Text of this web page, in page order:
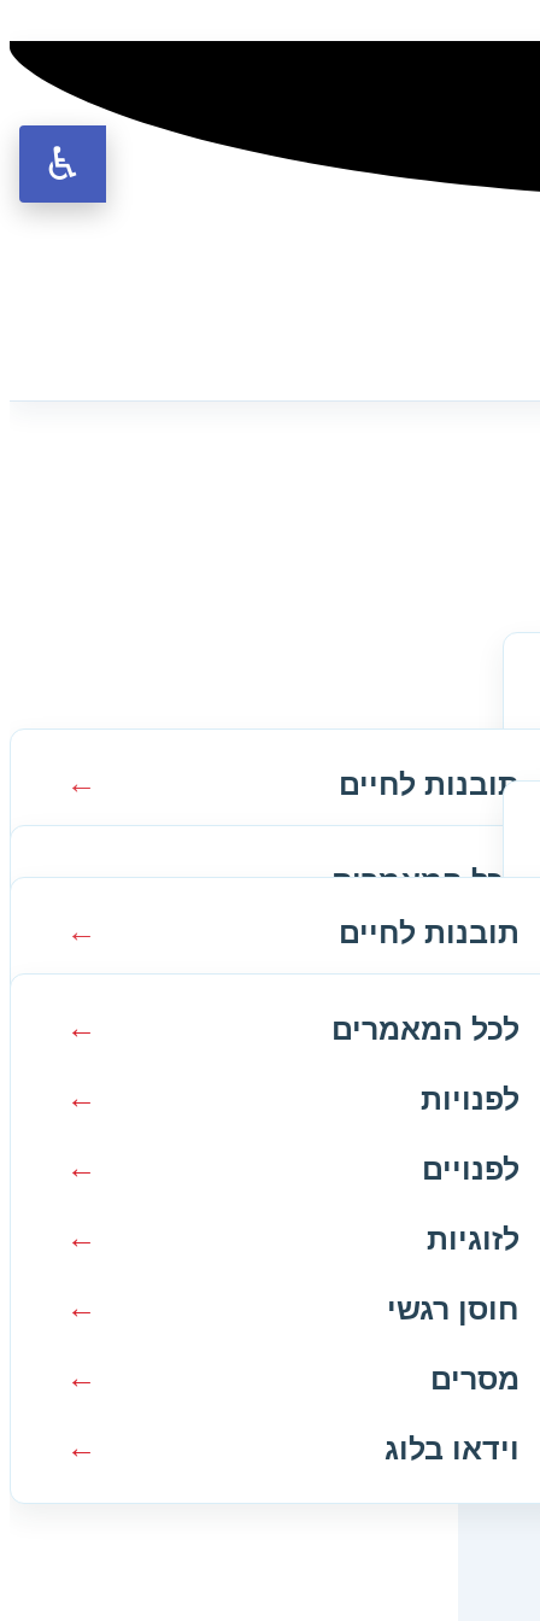
תובנות לחיים
לכל המאמרים
לפנויות
לפנויים
לזוגיות
חוסן רגשי
מסרים
וידאו בלוג
תובנות לחיים
לכל המאמרים
לפנויות
לפנויים
לזוגיות
חוסן רגשי
מסרים
וידאו בלוג